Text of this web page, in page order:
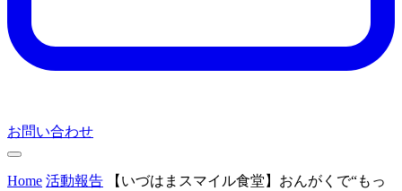
お問い合わせ
Home 活動報告
【いづはまスマイル食堂】おんがくで“もっ